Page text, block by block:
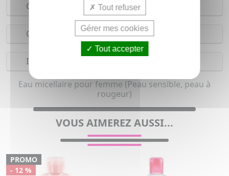
Conseils d'utilisation
Composition
Indications
Eau micellaire pour femme (Peau sensible, peau à
rougeur)
VOUS AIMEREZ AUSSI...
PROMO
- 12 %
Tout refuser
Gérer mes cookies
Tout accepter